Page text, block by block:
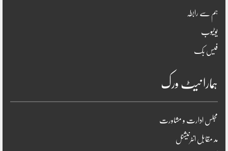
ہم سے رابطہ
یوٹیوب
فیس بک
ہمارا نیٹ ورک
مجلس ادارت و مشاورت
مد مقابل انٹرنیشنل